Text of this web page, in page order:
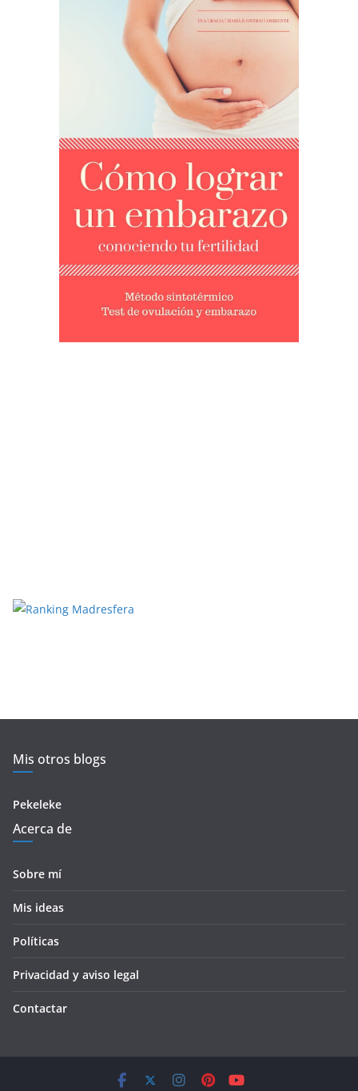
Mis otros blogs
Pekeleke
Acerca de
Sobre mí
Mis ideas
Políticas
Privacidad y aviso legal
Contactar